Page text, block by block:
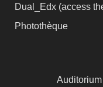
Dual_Edx (access
Photothèque